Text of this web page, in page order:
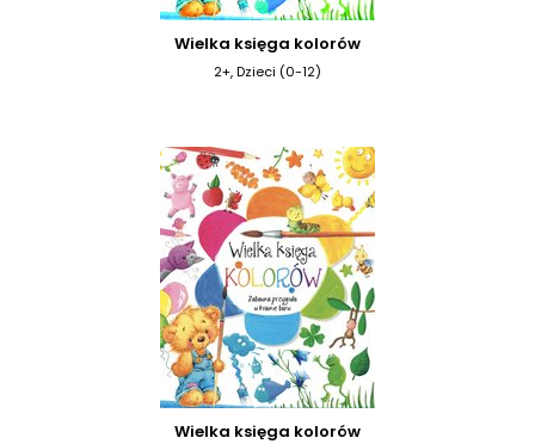
Wielka księga kolorów
2+, Dzieci (0-12)
Wielka księga kolorów